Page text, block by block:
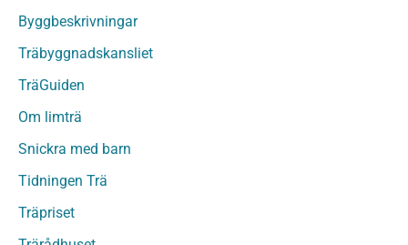
Träpanel och Utvändig beklädnad Behandlat
Träpanel och utvändig beklädnad Obehandlat
Trägolv
Sågat virke
Sågat virke Behandlat
Övriga träprodukter
Byggbeskrivningar
Träbyggnadskansliet
TräGuiden
Om limträ
Snickra med barn
Tidningen Trä
Träpriset